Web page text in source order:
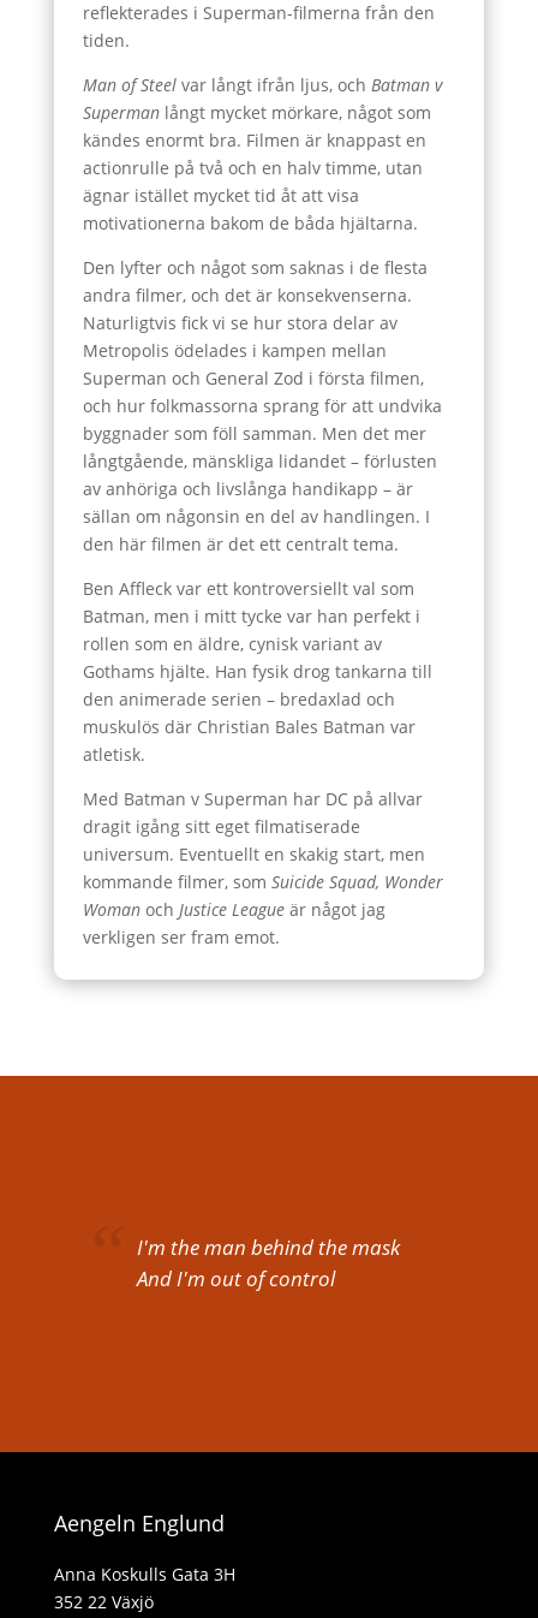
reflekterades i Superman-filmerna från den
tiden.
Man of Steelvar långt ifrån ljus, och Batman v
Supermanlångt mycket mörkare, något som
kändes enormt bra. Filmen är knappast en
actionrulle på två och en halv timme, utan
ägnar istället mycket tid åt att visa
motivationerna bakom de båda hjältarna.
Den lyfter och något som saknas i de flesta
andra filmer, och det är konsekvenserna.
Naturligtvis fick vi se hur stora delar av
Metropolis ödelades i kampen mellan
Superman och General Zod i första filmen,
och hur folkmassorna sprang för att undvika
byggnader som föll samman. Men det mer
långtgående, mänskliga lidandet – förlusten
av anhöriga och livslånga handikapp – är
sällan om någonsin en del av handlingen. I
den här filmen är det ett centralt tema.
Ben Affleck var ett kontroversiellt val som
Batman, men i mitt tycke var han perfekt i
rollen som en äldre, cynisk variant av
Gothams hjälte. Han fysik drog tankarna till
den animerade serien – bredaxlad och
muskulös där Christian Bales Batman var
atletisk.
Med Batman v Superman har DC på allvar
dragit igång sitt eget filmatiserade
universum. Eventuellt en skakig start, men
kommande filmer, som Suicide Squad, Wonder
Woman och Justice Leagueär något jag
verkligen ser fram emot.
I'm the man behind the mask
And I'm out of control
Aengeln Englund
Anna Koskulls Gata 3H
352 22 Växjö